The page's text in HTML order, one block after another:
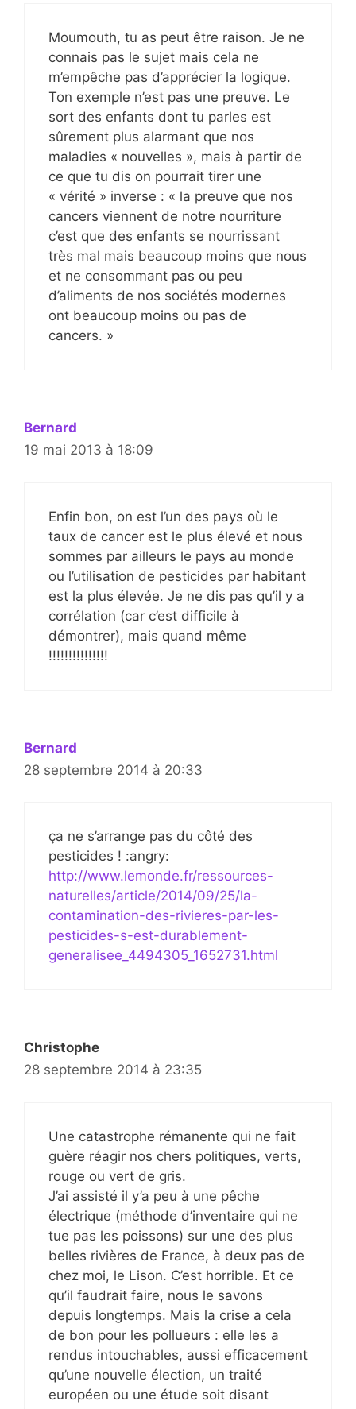
Moumouth, tu as peut être raison. Je ne
connais pas le sujet mais cela ne
m’empêche pas d’apprécier la logique.
Ton exemple n’est pas une preuve. Le
sort des enfants dont tu parles est
sûrement plus alarmant que nos
maladies « nouvelles », mais à partir de
ce que tu dis on pourrait tirer une
« vérité » inverse : « la preuve que nos
cancers viennent de notre nourriture
c’est que des enfants se nourrissant
très mal mais beaucoup moins que nous
et ne consommant pas ou peu
d’aliments de nos sociétés modernes
ont beaucoup moins ou pas de
cancers. »
Bernard
19 mai 2013 à 18:09
Enfin bon, on est l’un des pays où le
taux de cancer est le plus élevé et nous
sommes par ailleurs le pays au monde
ou l’utilisation de pesticides par habitant
est la plus élevée. Je ne dis pas qu’il y a
corrélation (car c’est difficile à
démontrer), mais quand même
!!!!!!!!!!!!!!!
Bernard
28 septembre 2014 à 20:33
ça ne s’arrange pas du côté des
pesticides ! :angry:
http://www.lemonde.fr/ressources-
naturelles/article/2014/09/25/la-
contamination-des-rivieres-par-les-
pesticides-s-est-durablement-
generalisee_4494305_1652731.html
Christophe
28 septembre 2014 à 23:35
Une catastrophe rémanente qui ne fait
guère réagir nos chers politiques, verts,
rouge ou vert de gris.
J’ai assisté il y’a peu à une pêche
électrique (méthode d’inventaire qui ne
tue pas les poissons) sur une des plus
belles rivières de France, à deux pas de
chez moi, le Lison. C’est horrible. Et ce
qu’il faudrait faire, nous le savons
depuis longtemps. Mais la crise a cela
de bon pour les pollueurs : elle les a
rendus intouchables, aussi efficacement
qu’une nouvelle élection, un traité
européen ou une étude soit disant